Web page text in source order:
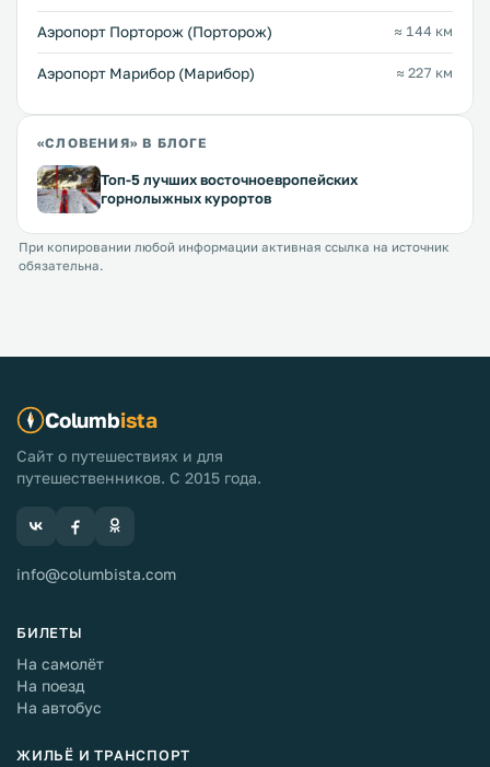
Аэропорт Порторож (Порторож) ≈ 144 км
Аэропорт Марибор (Марибор) ≈ 227 км
«СЛОВЕНИЯ» В БЛОГЕ
Топ-5 лучших восточноевропейских
горнолыжных курортов
При копировании любой информации активная ссылка на источник
обязательна.
Columbista
Сайт о путешествиях и для
путешественников. С 2015 года.
info@columbista.com
БИЛЕТЫ
На самолёт
На поезд
На автобус
ЖИЛЬЁ И ТРАНСПОРТ